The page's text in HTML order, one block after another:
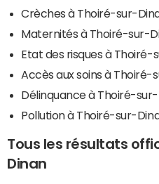
Crèches à Thoiré-sur-
Maternités à Thoiré-sur-
Etat des risques à Thoiré-
Accès aux soins à Thoiré-
Délinquance à Thoiré-
Pollution à Thoiré-sur-
Tous les résultats
Dinan